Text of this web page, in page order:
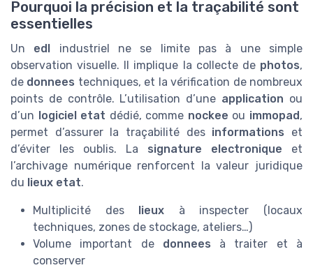
Pourquoi la précision et la traçabilité sont
essentielles
Un edl
industriel ne se limite pas à une simple
observation visuelle. Il implique la collecte de photos,
de donnees techniques, et la vérification de nombreux
points de contrôle. L’utilisation d’une application ou
d’un
logiciel etat dédié, comme nockee ou immopad ,
permet d’assurer la traçabilité des informations et
d’éviter les oublis. La signature electronique et
l’archivage numérique renforcent la valeur juridique
du lieux etat.
Multiplicité des lieux à inspecter (locaux
techniques, zones de stockage, ateliers…)
Volume important de donnees à traiter et à
conserver